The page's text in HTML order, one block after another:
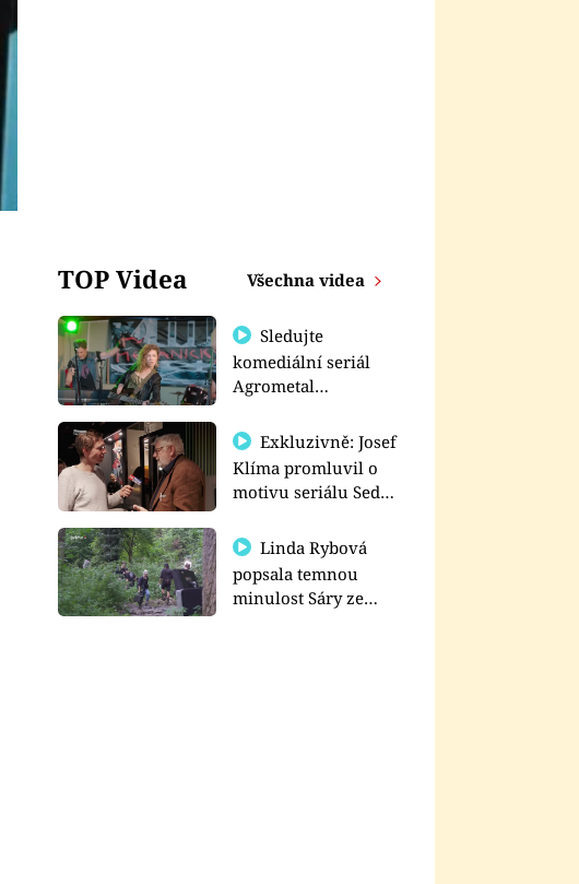
TOP Videa Všechna videa
Sledujte
komediální seriál
Agrometal
prima+
Exkluzivně: Josef
Klíma promluvil o
motivu seriálu Sedm
Linda Rybová
popsala temnou
minulost Sáry ze